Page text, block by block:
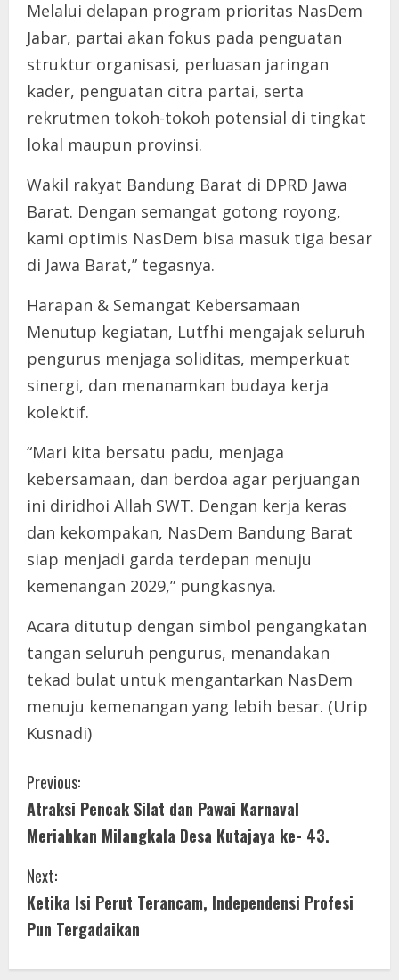
Melalui delapan program prioritas NasDem
Jabar, partai akan fokus pada penguatan
struktur organisasi, perluasan jaringan
kader, penguatan citra partai, serta
rekrutmen tokoh-tokoh potensial di tingkat
lokal maupun provinsi.
Wakil rakyat Bandung Barat di DPRD Jawa
Barat. Dengan semangat gotong royong,
kami optimis NasDem bisa masuk tiga besar
di Jawa Barat,” tegasnya.
Harapan & Semangat Kebersamaan
Menutup kegiatan, Lutfhi mengajak seluruh
pengurus menjaga soliditas, memperkuat
sinergi, dan menanamkan budaya kerja
kolektif.
“Mari kita bersatu padu, menjaga
kebersamaan, dan berdoa agar perjuangan
ini diridhoi Allah SWT. Dengan kerja keras
dan kekompakan, NasDem Bandung Barat
siap menjadi garda terdepan menuju
kemenangan 2029,” pungkasnya.
Acara ditutup dengan simbol pengangkatan
tangan seluruh pengurus, menandakan
tekad bulat untuk mengantarkan NasDem
menuju kemenangan yang lebih besar. (Urip
Kusnadi)
C
o
n
t
i
Previous:
Atraksi Pencak Silat dan Pawai Karnaval
Meriahkan Milangkala Desa Kutajaya ke- 43.
Next:
Ketika Isi Perut Terancam, Independensi Profesi
Pun Tergadaikan